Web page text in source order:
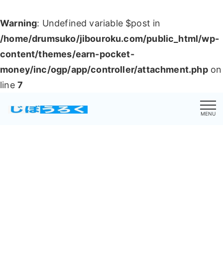
Warning: Undefined variable $post in
/home/drumsuko/jibouroku.com/public_html/wp-
content/themes/earn-pocket-
money/inc/ogp/app/controller/attachment.phpon
line 7
MENU